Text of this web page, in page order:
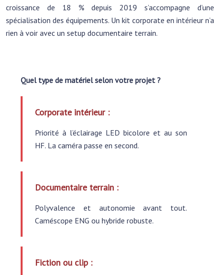
croissance de 18 % depuis 2019 s’accompagne d’une
spécialisation des équipements. Un kit corporate en intérieur n’a
rien à voir avec un setup documentaire terrain.
Quel type de matériel selon votre projet ?
Corporate intérieur :
Priorité à l’éclairage LED bicolore et au son
HF. La caméra passe en second.
Documentaire terrain :
Polyvalence et autonomie avant tout.
Caméscope ENG ou hybride robuste.
Fiction ou clip :